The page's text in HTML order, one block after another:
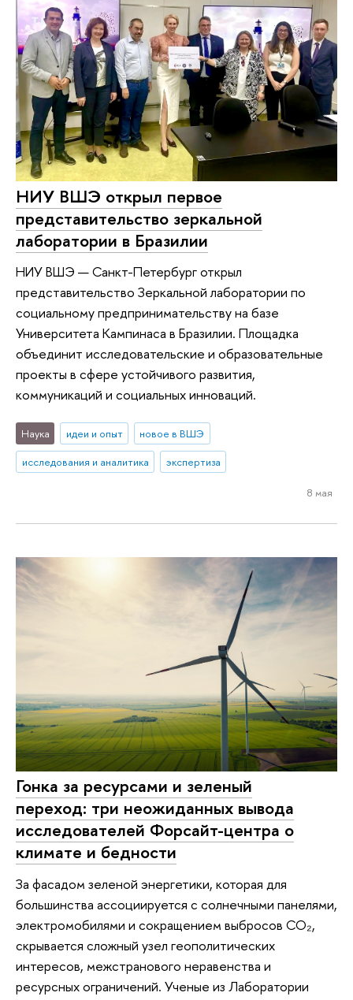
НИУ ВШЭ открыл первое
представительство зеркальной
лаборатории в Бразилии
НИУ ВШЭ — Санкт-Петербург открыл
представительство Зеркальной лаборатории по
социальному предпринимательству на базе
Университета Кампинаса в Бразилии. Площадка
объединит исследовательские и образовательные
проекты в сфере устойчивого развития,
коммуникаций и социальных инноваций.
Наука идеи и опыт
новое в ВШЭ
исследования и аналитика
экспертиза
8 мая
Гонка за ресурсами и зеленый
переход: три неожиданных вывода
исследователей Форсайт-центра о
климате и бедности
За фасадом зеленой энергетики, которая для
большинства ассоциируется с солнечными панелями,
электромобилями и сокращением выбросов СО₂,
скрывается сложный узел геополитических
интересов, межстранового неравенства и
ресурсных ограничений. Ученые из Лаборатории